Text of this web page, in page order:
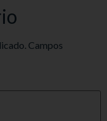
Campos